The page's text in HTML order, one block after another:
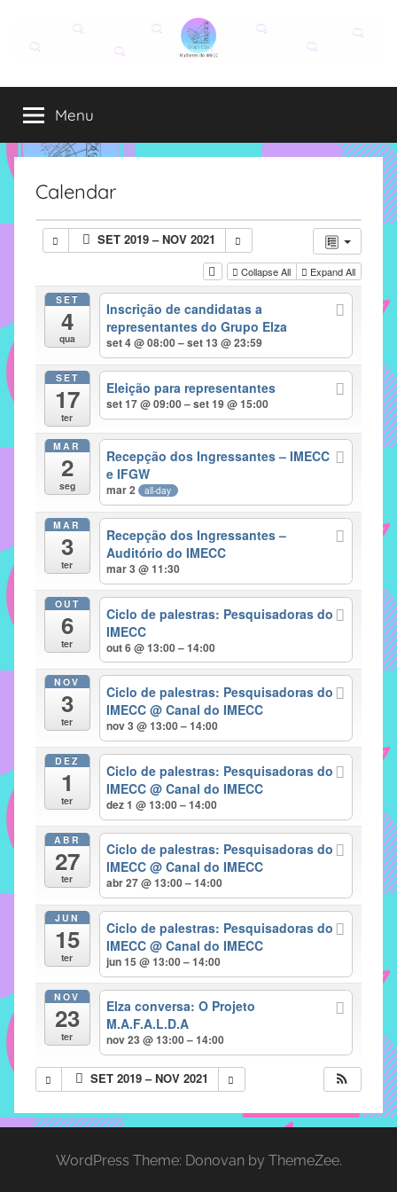
conteúdo
Grupo
Elza
Elza
é
formado
alunas,
funcionárias
IMECC
como
atribuição
implementar
mecanismos
proporcionem
fortalecimento
sociais
profissionais
alunos,
professores
pacificadoras
problemas
verificados
instituto,
para
prevenção
Menu
Calendar
SET 2019 – NOV 2021
Collapse All Expand All
SET
4
qua
Inscrição de candidatas a
representantes do Grupo Elza
set 4 @ 08:00 – set 13 @ 23:59
SET
17
ter
Eleição para representantes
set 17 @ 09:00 – set 19 @ 15:00
MAR
2
seg
Recepção dos Ingressantes – IMECC
e IFGW
mar 2 all-day
MAR
3
ter
Recepção dos Ingressantes –
Auditório do IMECC
mar 3 @ 11:30
OUT
6
ter
Ciclo de palestras: Pesquisadoras do
IMECC
out 6 @ 13:00 – 14:00
NOV
3
ter
Ciclo de palestras: Pesquisadoras do
IMECC@ Canal do IMECC
nov 3 @ 13:00 – 14:00
DEZ
1
ter
Ciclo de palestras: Pesquisadoras do
IMECC@ Canal do IMECC
dez 1 @ 13:00 – 14:00
ABR
27
ter
Ciclo de palestras: Pesquisadoras do
IMECC@ Canal do IMECC
abr 27 @ 13:00 – 14:00
JUN
15
ter
Ciclo de palestras: Pesquisadoras do
IMECC@ Canal do IMECC
jun 15 @ 13:00 – 14:00
NOV
23
ter
Elza conversa: O Projeto
M.A.F.A.L.D.A
nov 23 @ 13:00 – 14:00
SET 2019 – NOV 2021
WordPress Theme: Donovan by ThemeZee.